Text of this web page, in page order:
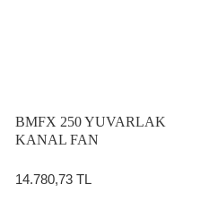
BMFX 250 YUVARLAK
KANAL FAN
14.780,73 TL